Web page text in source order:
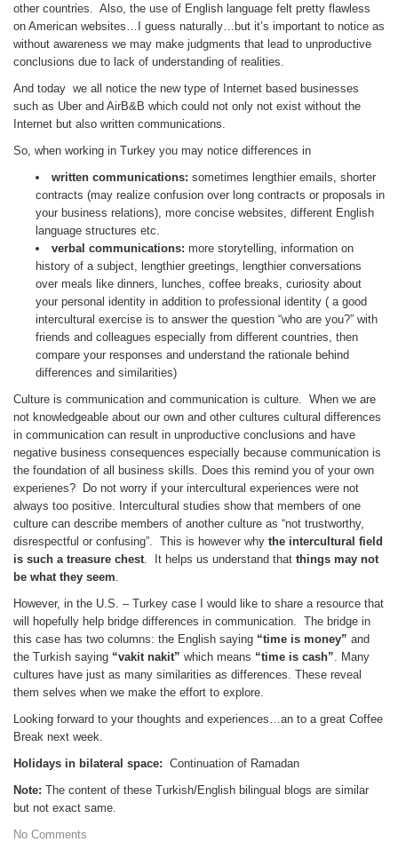
other countries. Also, the use of English language felt pretty flawless
on American websites…I guess naturally…but it’s important to notice as
without awareness we may make judgments that lead to unproductive
conclusions due to lack of understanding of realities.
And today we all notice the new type of Internet based businesses
such as Uber and AirB&B which could not only not exist without the
Internet but also written communications.
So, when working in Turkey you may notice differences in
written communications: sometimes lengthier emails, shorter
contracts (may realize confusion over long contracts or proposals in
your business relations), more concise websites, different English
language structures etc.
verbal communications: more storytelling, information on
history of a subject, lengthier greetings, lengthier conversations
over meals like dinners, lunches, coffee breaks, curiosity about
your personal identity in addition to professional identity ( a good
intercultural exercise is to answer the question “who are you?” with
friends and colleagues especially from different countries, then
compare your responses and understand the rationale behind
differences and similarities)
Culture is communication and communication is culture. When we are
not knowledgeable about our own and other cultures cultural differences
in communication can result in unproductive conclusions and have
negative business consequences especially because communication is
the foundation of all business skills. Does this remind you of your own
experienes? Do not worry if your intercultural experiences were not
always too positive. Intercultural studies show that members of one
culture can describe members of another culture as “not trustworthy,
disrespectful or confusing”. This is however why the intercultural field
is such a treasure chest . It helps us understand that things may not
be what they seem
However, in the U.S. – Turkey case I would like to share a resource that
will hopefully help bridge differences in communication. The bridge in
this case has two columns: the English saying “time is money” and
the Turkish saying “vakit nakit” which means “time is cash” . Many
cultures have just as many similarities as differences. These reveal
them selves when we make the effort to explore.
Looking forward to your thoughts and experiences…an to a great Coffee
Break next week.
Holidays in bilateral space: Continuation of Ramadan
Note: The content of these Turkish/English bilingual blogs are similar
but not exact same.
No Comments